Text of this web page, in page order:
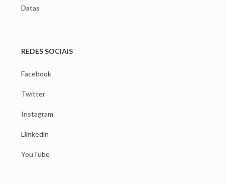
Datas
REDES SOCIAIS
Facebook
Twitter
Instagram
Llinkedin
YouTube